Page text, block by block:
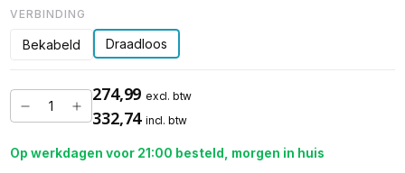
VERBINDING
Bekabeld Draadloos
274,99 excl. btw
332,74 incl. btw
Op werkdagen voor 21:00 besteld, morgen in huis